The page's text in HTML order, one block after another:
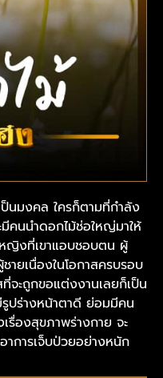
นมงคล ใครก็ตามที่กำลัง
คนนำดอกไม้ช่อใหญ่มาให้
หญิงที่เขาแอบชอบตน ผู้
ายเนื่องในโอกาสครบรอบ
จะถูกขอแต่งงานเลยก็เป็น
ปร่างหน้าตาดี ย่อมมีคน
รื่องสุขภาพร่างกาย จะ
าการเจ็บป่วยอย่างหนัก